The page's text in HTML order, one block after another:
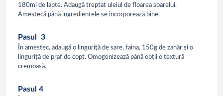
180ml de lapte. Adaugă treptat uleiul de floarea soarelui.
Amestecă până ingredientele se încorporează bine.
Pasul 3
În amestec, adaugă o linguriță de sare, faina, 150g de zahăr și o
linguriță de praf de copt. Omogenizează până obții o textură
cremoasă.
Pasul 4